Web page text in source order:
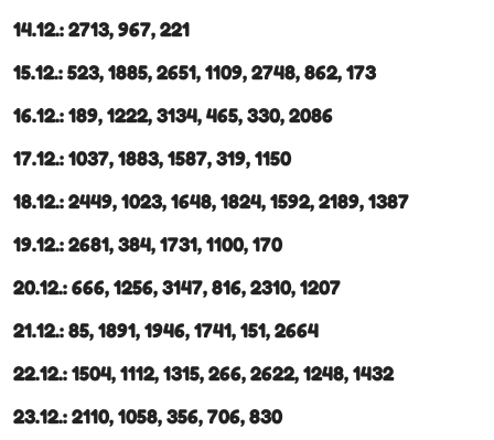
14.12.: 2713, 967, 221
15.12.: 523, 1885, 2651, 1109, 2748, 862, 173
16.12.: 189, 1222, 3134, 465, 330, 2086
17.12.: 1037, 1883, 1587, 319, 1150
18.12.: 2449, 1023, 1648, 1824, 1592, 2189, 1387
19.12.: 2681, 384, 1731, 1100, 170
20.12.: 666, 1256, 3147, 816, 2310, 1207
21.12.: 85, 1891, 1946, 1741, 151, 2664
22.12.: 1504, 1112, 1315, 266, 2622, 1248, 1432
23.12.: 2110, 1058, 356, 706, 830